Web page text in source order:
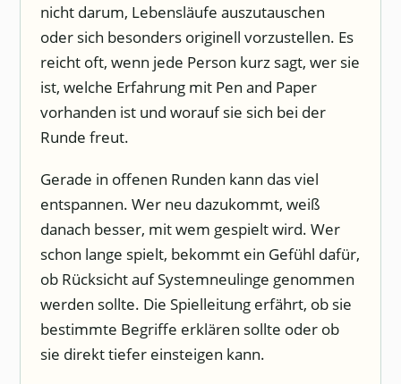
nicht darum, Lebensläufe auszutauschen
oder sich besonders originell vorzustellen. Es
reicht oft, wenn jede Person kurz sagt, wer sie
ist, welche Erfahrung mit Pen and Paper
vorhanden ist und worauf sie sich bei der
Runde freut.
Gerade in offenen Runden kann das viel
entspannen. Wer neu dazukommt, weiß
danach besser, mit wem gespielt wird. Wer
schon lange spielt, bekommt ein Gefühl dafür,
ob Rücksicht auf Systemneulinge genommen
werden sollte. Die Spielleitung erfährt, ob sie
bestimmte Begriffe erklären sollte oder ob
sie direkt tiefer einsteigen kann.